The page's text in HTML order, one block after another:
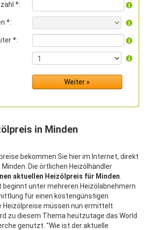
*:
*:
*:
in Minden
bekommen Sie hier im Internet, direkt
Die örtlichen Heizölhändler
aktuellen Heizölpreis für Minden
unter mehreren Heizölabnehmern
für einen kostengünstigen
Heizölpreise müssen nun ermittelt
zu diesem Thema heutzutage das World
genutzt. "Wie ist der aktuelle